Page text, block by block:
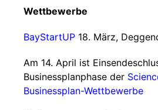
Wettbewerbe
BayStartUP 18. März,
Am 14. April ist
Businessplanphase der
Businessplan-Wettbewerbe